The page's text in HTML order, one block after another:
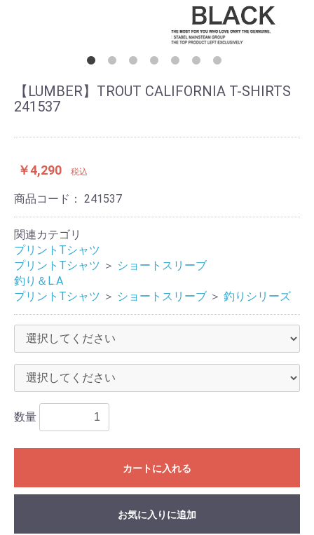
【LUMBER】TROUT CALIFORNIA T-SHIRTS
241537
￥4,290 税込
商品コード： 241537
関連カテゴリ
プリントTシャツ
プリントTシャツ ＞ ショートスリーブ
釣り＆L.A
プリントTシャツ ＞ ショートスリーブ ＞ 釣りシリーズ
数量
カートに入れる
お気に入りに追加